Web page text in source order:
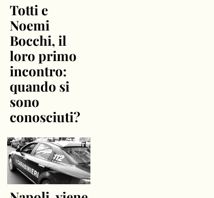
Totti e
Noemi
Bocchi, il
loro primo
incontro:
quando si
sono
conosciuti?